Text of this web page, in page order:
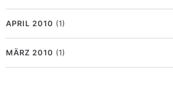
APRIL 2010 (1)
MÄRZ 2010 (1)